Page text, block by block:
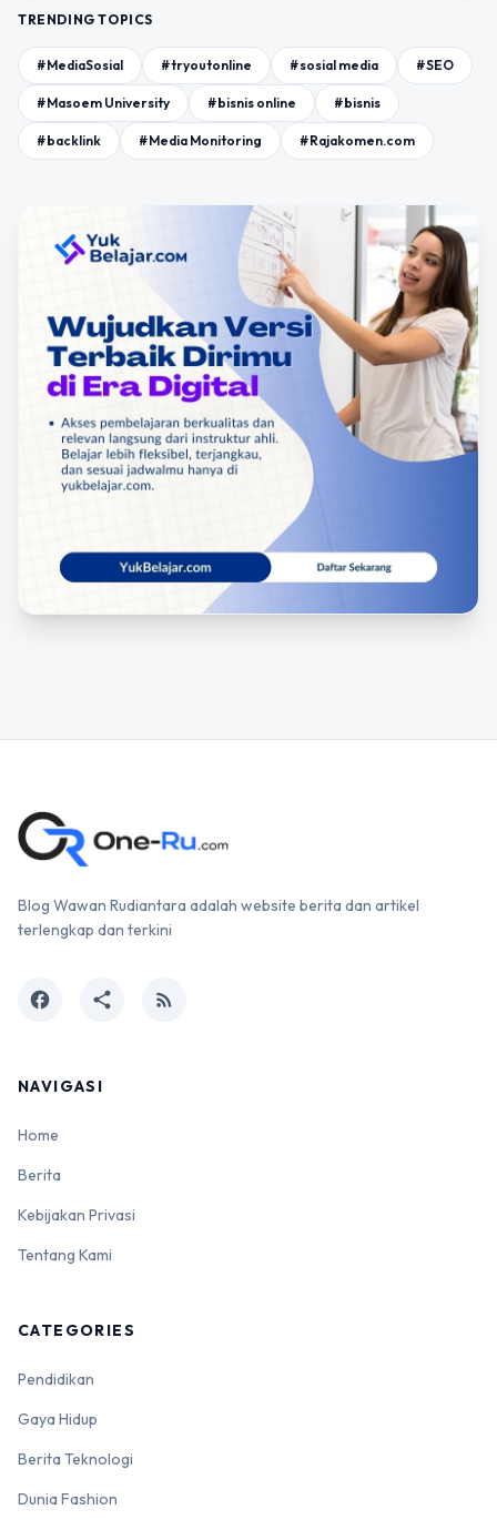
TRENDING TOPICS
#MediaSosial #tryoutonline #sosial media #SEO
#Masoem University #bisnis online #bisnis
#backlink #Media Monitoring #Rajakomen.com
Blog Wawan Rudiantara adalah website berita dan artikel
terlengkap dan terkini
facebook share rss_feed
NAVIGASI
Home
Berita
Kebijakan Privasi
Tentang Kami
CATEGORIES
Pendidikan
Gaya Hidup
Berita Teknologi
Dunia Fashion